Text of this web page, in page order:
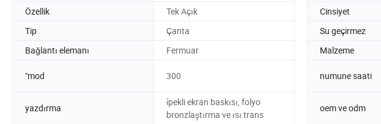
Özellik
Tek Açık Cinsiyet
Tip
Çanta Su geçirmez
Bağlantı elemanı
Fermuar Malzeme
"mod 300 numune saati
yazdırma
i̇pekli ekran baskısı, folyo
bronzlaştırma ve ısı trans
oem ve odm